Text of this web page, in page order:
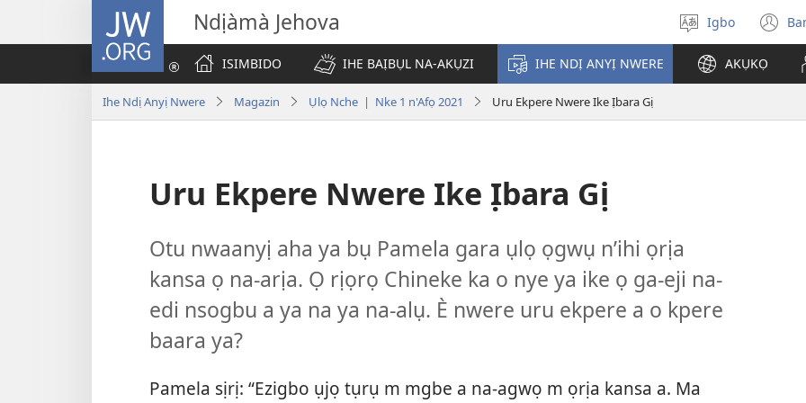
JW.ORG Ndịàmà Jehova
Họrọ
asụsụ
Igbo
gị
ị
ISIMBIDO
IHE BAỊBỤL NA-AKỤZI IHE NDỊ ANYỊ NWERE AKỤKỌ
Ihe Ndị Anyị Nwere Magazin Ụlọ Nche | Nke 1 n'Afọ 2021 Uru Ekpere Nwere Ike Ịbara Gị
Uru Ekpere Nwere Ike Ịbara Gị
Otu nwaanyị aha ya bụ Pamela gara ụlọ ọgwụ n’ihi ọrịa
kansa ọ na-arịa. Ọ rịọrọ Chineke ka o nye ya ike ọ ga-eji na-
edi nsogbu a ya na ya na-alụ. È nwere uru ekpere a o kpere
baara ya?
Pamela sịrị: “Ezigbo ụjọ tụrụ m mgbe a na-agwọ m ọrịa kansa a. Ma